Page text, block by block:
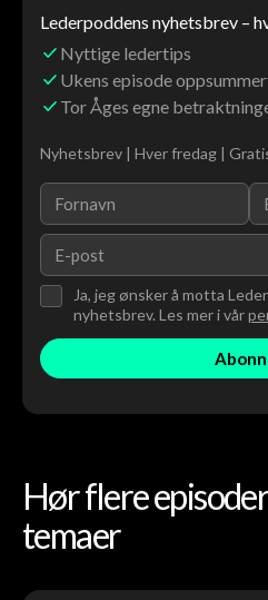
Lederpoddens nyhetsbrev –
Nyttige ledertips
Ukens episode
Tor Åges egne
Nyhetsbrev | Hver fredag |
Ja, jeg ønsker å motta
nyhetsbrev. Les mer i vår
Hør flere
temaer